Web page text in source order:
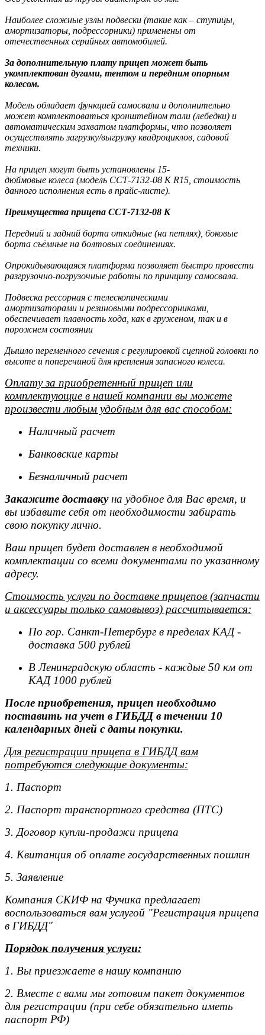
Наиболее сложные узлы подвески (такие как – ступицы,
амортизаторы, подрессорники) применены от
отечественных серийных автомобилей.
За дополнительную плату прицеп может быть
укомплектован дугами, тентом и передним опорным
колесом.
Модель обладает функцией самосвала и дополнительно
может комплектоваться кронштейном тали (лебедки) и
автоматическим захватом платформы, что позволяет
осуществлять загрузку/выгрузку квадроциклов, садовой
техники.
На прицеп могут быть установлены 15-
дюймовые колеса (модель ССТ-7132-08 К R15, стоимость
данного исполнения есть в прайс-листе).
Преимущества прицепа ССТ-7132-08 К
Передний и задний борта откидные (на петлях), боковые
борта съёмные на болтовых соединениях.
Опрокидывающаяся платформа позволяет быстро провести
разгрузочно-погрузочные работы по принципу самосвала.
Подвеска рессорная с телескопическими
амортизаторами и резиновыми подрессорниками,
обеспечивает плавность хода, как в груженом, так и в
порожнем состоянии
Дышло переменного сечения с регулировкой сцепной головки по
высоте и поперечиной для крепления запасного колеса.
Оплату за приобретенный прицеп или
комплектующие в нашей компании вы можете
произвести любым удобным для вас способом:
Наличный расчет
Банковские карты
Безналичный расчет
Закажите доставкуна удобное для Вас время, и
вы избавите себя от необходимости забирать
свою покупку лично.
Ваш прицеп будет доставлен в необходимой
комплектации со всеми документами по указанному
адресу.
Стоимость услуги по доставке прицепов (запчасти
и аксессуары только самовывоз) рассчитывается:
По гор. Санкт-Петербург в пределах КАД -
доставка 500 рублей
В Ленинградскую область - каждые 50 км от
КАД 1000 рублей
После приобретения, прицеп необходимо
поставить на учет в ГИБДД в течении 10
календарных дней с даты покупки.
Для регистрации прицепа в ГИБДД вам
потребуются следующие документы:
1. Паспорт
2. Паспорт транспортного средства (ПТС)
3. Договор купли-продажи прицепа
4. Квитанция об оплате государственных пошлин
5. Заявление
Компания СКИФ на Фучика предлагает
воспользоваться вам услугой "Регистрация прицепа
в ГИБДД"
Порядок получения услуги:
1. Вы приезжаете в нашу компанию
2. Вместе с вами мы готовим пакет документов
для регистрации (при себе обязательно иметь
паспорт РФ)